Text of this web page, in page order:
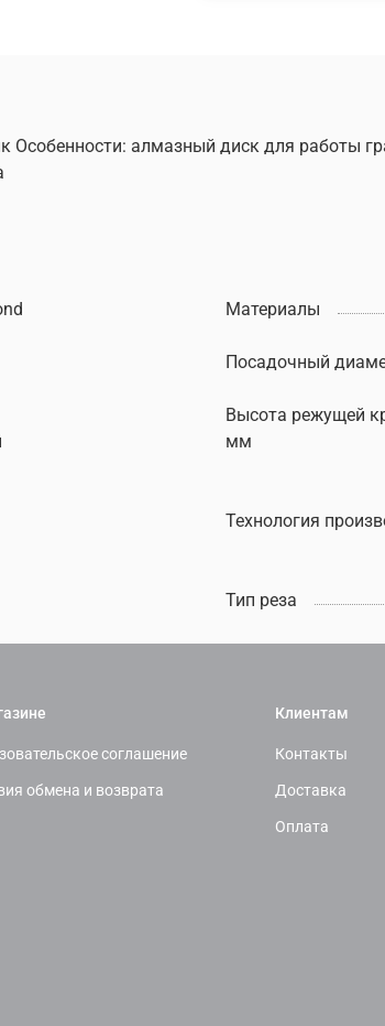
Особенности: алмазный диск для работы
Материалы
Посадочный
Высота режущей
мм
Технология
Тип реза
соглашение
обмена и возврата
Клиентам
Контакты
Доставка
Оплата